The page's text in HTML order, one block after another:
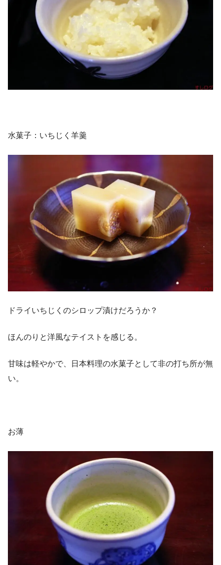
水菓子：いちじく羊羹
ドライいちじくのシロップ漬けだろうか？
ほんのりと洋風なテイストを感じる。
甘味は軽やかで、日本料理の水菓子として非の打ち所が無
い。
お薄